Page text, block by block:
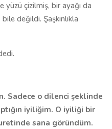
yüzü çizilmiş, bir ayağı da
değildi. Şaşkınlıkla
Sadece o dilenci şeklinde
iyiliğim. O iyiliği bir
sana göründüm.